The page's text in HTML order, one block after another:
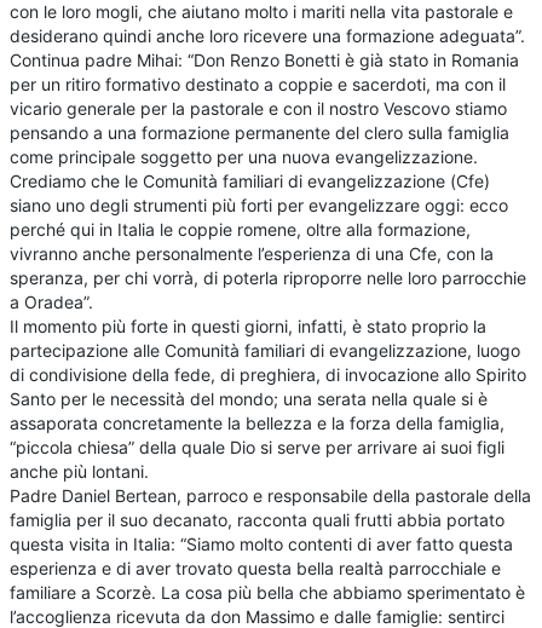
con le loro mogli, che aiutano molto i mariti nella vita pastorale e
desiderano quindi anche loro ricevere una formazione adeguata”.
Continua padre Mihai: “Don Renzo Bonetti è già stato in Romania
per un ritiro formativo destinato a coppie e sacerdoti, ma con il
vicario generale per la pastorale e con il nostro Vescovo stiamo
pensando a una formazione permanente del clero sulla famiglia
come principale soggetto per una nuova evangelizzazione.
Crediamo che le Comunità familiari di evangelizzazione (Cfe)
siano uno degli strumenti più forti per evangelizzare oggi: ecco
perché qui in Italia le coppie romene, oltre alla formazione,
vivranno anche personalmente l’esperienza di una Cfe, con la
speranza, per chi vorrà, di poterla riproporre nelle loro parrocchie
a Oradea”.
Il momento più forte in questi giorni, infatti, è stato proprio la
partecipazione alle Comunità familiari di evangelizzazione, luogo
di condivisione della fede, di preghiera, di invocazione allo Spirito
Santo per le necessità del mondo; una serata nella quale si è
assaporata concretamente la bellezza e la forza della famiglia,
“piccola chiesa” della quale Dio si serve per arrivare ai suoi figli
anche più lontani.
Padre Daniel Bertean, parroco e responsabile della pastorale della
famiglia per il suo decanato, racconta quali frutti abbia portato
questa visita in Italia: “Siamo molto contenti di aver fatto questa
esperienza e di aver trovato questa bella realtà parrocchiale e
familiare a Scorzè. La cosa più bella che abbiamo sperimentato è
l’accoglienza ricevuta da don Massimo e dalle famiglie: sentirci